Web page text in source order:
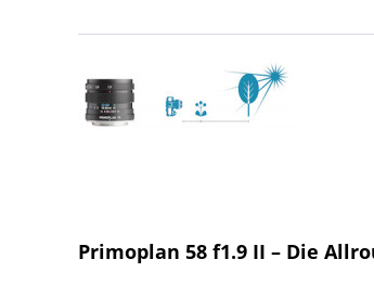
Primoplan 58 f1.9 II – Die